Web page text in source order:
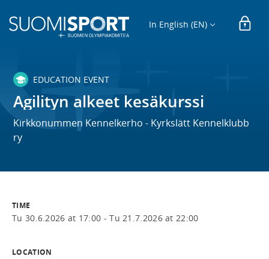
In English (EN)
EDUCATION EVENT
Agilityn alkeet kesäkurssi
Kirkkonummen Kennelkerho - Kyrkslätt Kennelklubb
ry
TIME
Tu 30.6.2026 at 17:00 -Tu 21.7.2026 at 22:00
LOCATION